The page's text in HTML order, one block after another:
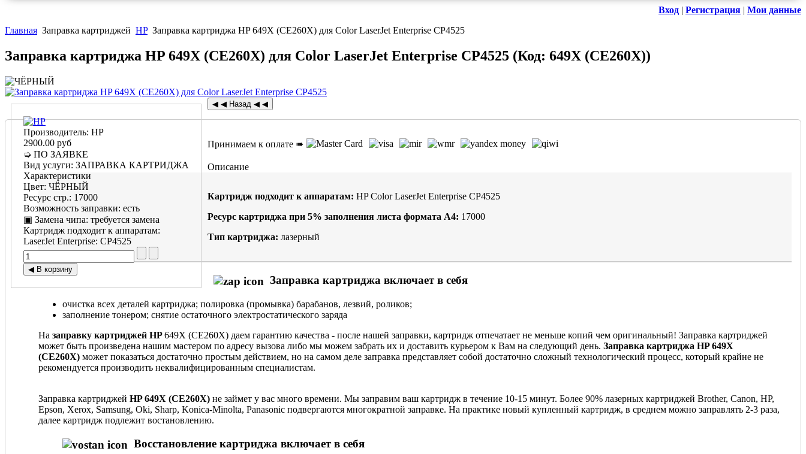
Вход | Регистрация | Мои данные
Главная Заправка картриджей HP Заправка картриджа HP 649X (CE260X) для Color LaserJet Enterprise CP4525
Заправка картриджа HP 649X (CE260X) для Color LaserJet Enterprise CP4525 (Код: 649X (CE260X))
Производитель: HP
2900.00 руб
➭ ПО ЗАЯВКЕ
Вид услуги: ЗАПРАВКА КАРТРИДЖА
Характеристики
Цвет: ЧЁРНЫЙ
Ресурс стр.: 17000
Возможность заправки: есть
▣ Замена чипа: требуется замена
Картридж подходит к аппаратам:
LaserJet Enterprise: CP4525
Принимаем к оплате ➠
Описание
Картридж подходит к аппаратам: HP Color LaserJet Enterprise CP4525
Ресурс картриджа при 5% заполнения листа формата А4: 17000
Тип картриджа: лазерный
Заправка картриджа включает в себя
очистка всех деталей картриджа; полировка (промывка) барабанов, лезвий, роликов;
заполнение тонером; снятие остаточного электростатического заряда
На заправку картриджей HP649X (CE260X) даем гарантию качества - после нашей заправки, картридж отпечатает не меньше копий чем оригинальный! Заправка картриджей
может быть произведена нашим мастером по адресу вызова либо мы можем забрать их и доставить курьером к Вам на следующий день. Заправка картриджа HP 649X
(CE260X) может показаться достаточно простым действием, но на самом деле заправка представляет собой достаточно сложный технологический процесс, который крайне не
рекомендуется производить неквалифицированным специалистам.
Заправка картриджей HP 649X (CE260X) не займет у вас много времени. Мы заправим ваш картридж в течение 10-15 минут. Более 90% лазерных картриджей Brother, Canon, HP,
Epson, Xerox, Samsung, Oki, Sharp, Konica-Minolta, Panasonic подвергаются многократной заправке. На практике новый купленный картридж, в среднем можно заправлять 2-3 раза,
далее картридж подлежит востановлению.
Восстановление картриджа включает в себя